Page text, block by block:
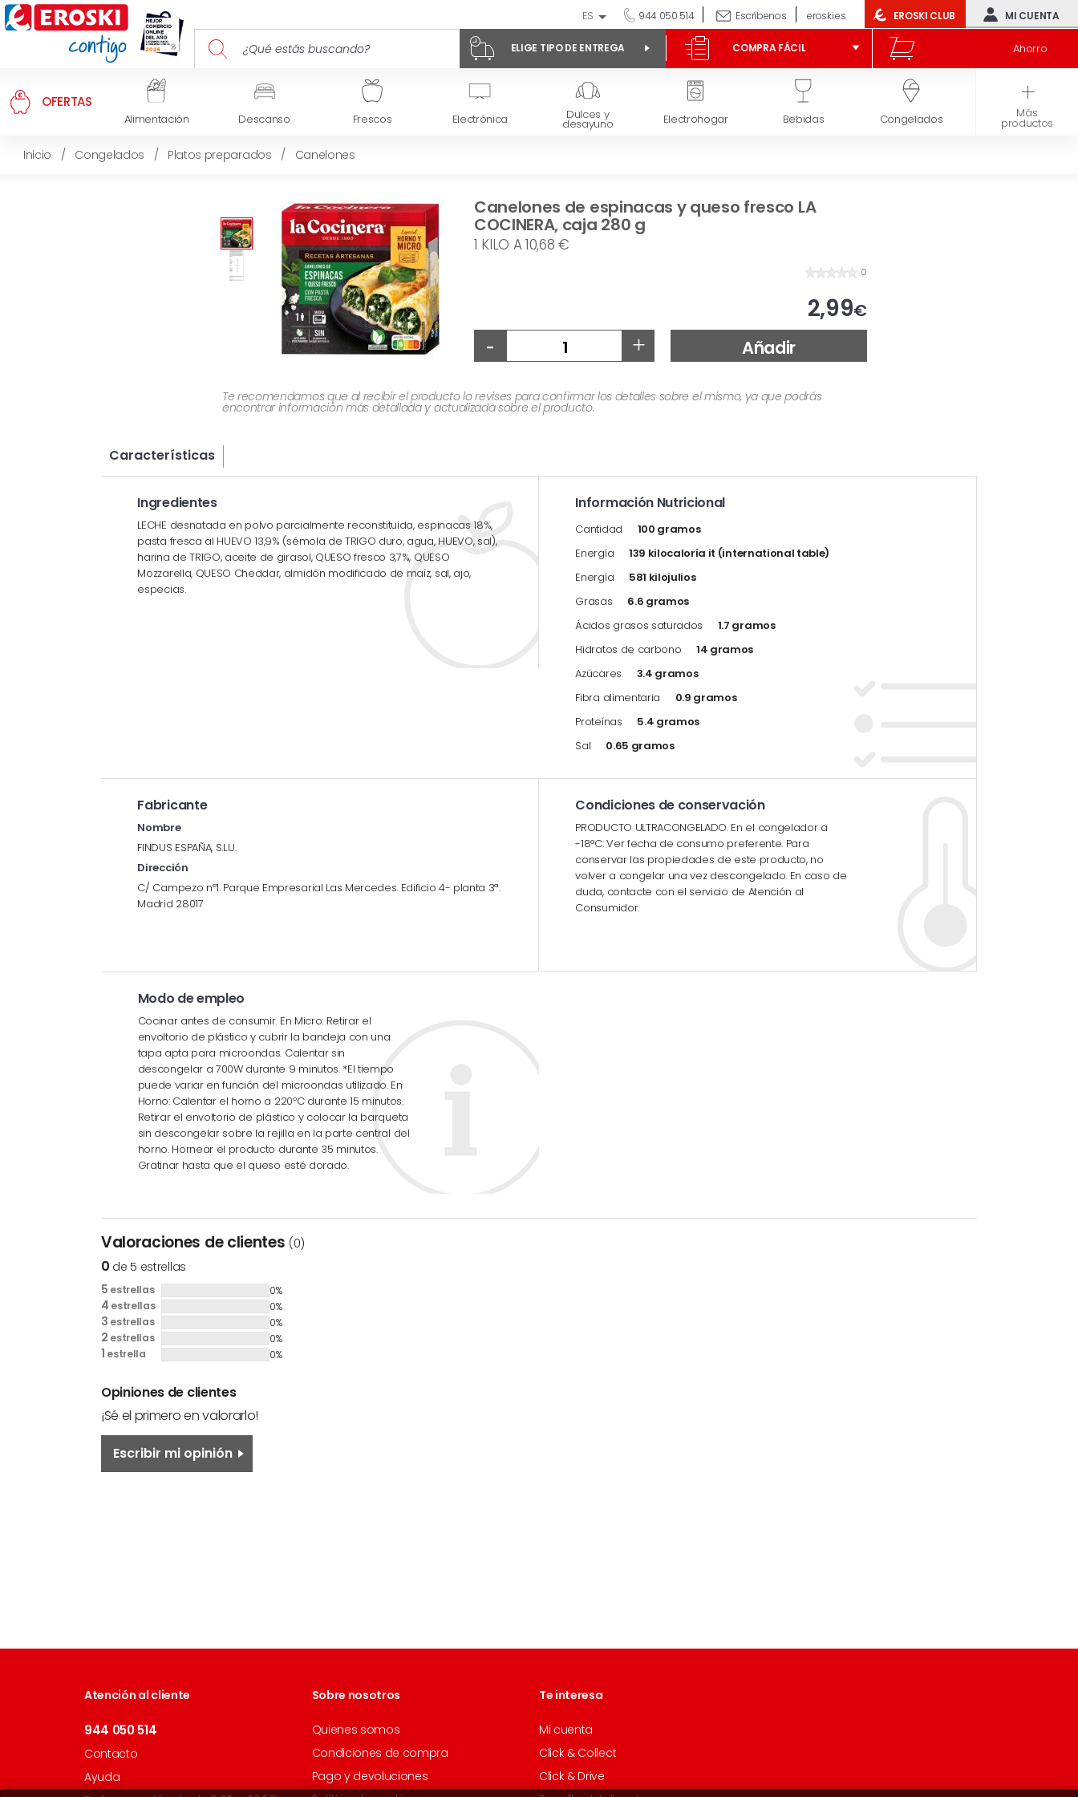
ES 944 050 514 Escríbenos eroski.es EROSKI CLUB MI CUENTA
ELIGE TIPO DE ENTREGA COMPRA FÁCIL Ahorro
OFERTAS
Alimentación Descanso Frescos Electrónica Dulces y
desayuno Electrohogar Bebidas Congelados Higiene y belleza
Más
productos
Inicio / Congelados / Platos preparados / Canelones
Canelones de espinacas y queso fresco LA
COCINERA, caja 280 g
0
2,99€
1 KILO A 10,68 €
- + Añadir
Te recomendamos que al recibir el producto lo revises para confirmar los detalles sobre el mismo, ya que podrás
encontrar información más detallada y actualizada sobre el producto.
Características
Ingredientes
LECHE desnatada en polvo parcialmente reconstituida, espinacas 18%,
pasta fresca al HUEVO 13,9% (sémola de TRIGO duro, agua, HUEVO, sal),
harina de TRIGO, aceite de girasol, QUESO fresco 3,7%, QUESO
Mozzarella, QUESO Cheddar, almidón modificado de maíz, sal, ajo,
especias.
Información Nutricional
Cantidad
100 gramos
Energía
139 kilocaloría it (international table)
Energía
581 kilojulios
Grasas
6.6 gramos
Ácidos grasos saturados
1.7 gramos
Hidratos de carbono
14 gramos
Azúcares
3.4 gramos
Fibra alimentaria
0.9 gramos
Proteínas
5.4 gramos
Sal
0.65 gramos
Fabricante
Nombre
FINDUS ESPAÑA, S.L.U.
Dirección
C/ Campezo nº1. Parque Empresarial Las Mercedes. Edificio 4- planta 3ª.
Madrid 28017
Condiciones de conservación
PRODUCTO ULTRACONGELADO. En el congelador a
-18°C: Ver fecha de consumo preferente. Para
conservar las propiedades de este producto, no
volver a congelar una vez descongelado. En caso de
duda, contacte con el servicio de Atención al
Consumidor.
Modo de empleo
Cocinar antes de consumir. En Micro: Retirar el
envoltorio de plástico y cubrir la bandeja con una
tapa apta para microondas. Calentar sin
descongelar a 700W durante 9 minutos. *El tiempo
puede variar en función del microondas utilizado. En
Horno: Calentar el horno a 220ºC durante 15 minutos.
Retirar el envoltorio de plástico y colocar la barqueta
sin descongelar sobre la rejilla en la parte central del
horno. Hornear el producto durante 35 minutos.
Gratinar hasta que el queso esté dorado.
Valoraciones de clientes (0)
0 de 5 estrellas
5 estrellas 0%
4 estrellas 0%
3 estrellas 0%
2 estrellas 0%
1 estrella 0%
Opiniones de clientes
¡Sé el primero en valorarlo!
Escribir mi opinión
Atención al cliente
944 050 514
Contacto
Ayuda
Sobre nosotros
Quienes somos
Condiciones de compra
Pago y devoluciones
Te interesa
Mi cuenta
Click & Collect
Click & Drive